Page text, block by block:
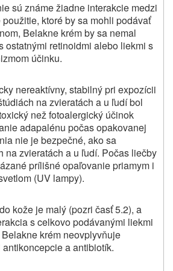
sú známe žiadne interakcie medzi
ktoré by sa mohli podávať
Belakne krém by sa nemal
ostatnými retinoidmi alebo liekmi s
účinku.
nereaktívny, stabilný pri expozícii
na zvieratách a u ľudí bol
než fotoalergický účinok
adapalénu počas opakovanej
nie je bezpečné, ako sa
na zvieratách a u ľudí. Počas liečby
prílišné opaľovanie priamym i
(UV lampy).
kože je malý (pozri časť 5.2), a
s celkovo podávanými liekmi
Belakne krém neovplyvňuje
a antibiotík.